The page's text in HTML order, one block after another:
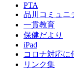
PTA
品川コミュニ
一貫教育
保健だより
iPad
コロナ対応に
リンク集